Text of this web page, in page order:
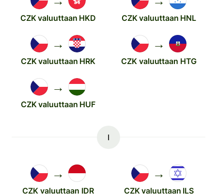
CZK valuuttaan HKD CZK valuuttaan HNL
→
CZK valuuttaan HRK
→
CZK valuuttaan HTG
→
CZK valuuttaan HUF
I
→
CZK valuuttaan IDR
→
CZK valuuttaan ILS